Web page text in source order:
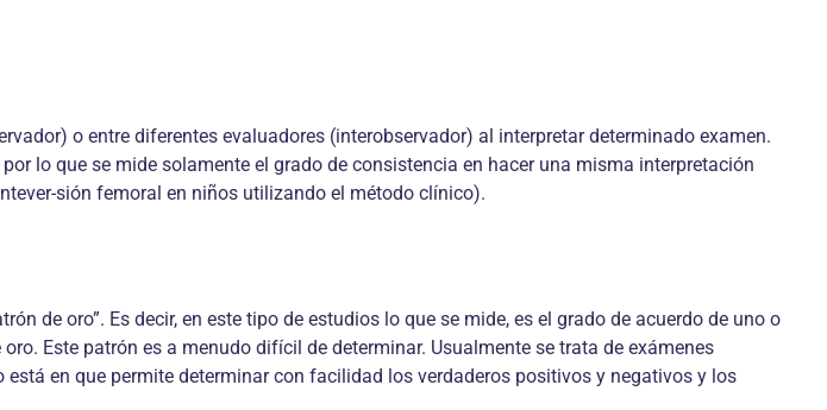
o entre diferentes evaluadores (interobservador) al interpretar determinado examen.
lo que se mide solamente el grado de consistencia en hacer una misma interpretación
sión femoral en niños utilizando el método clínico).
de oro”. Es decir, en este tipo de estudios lo que se mide, es el grado de acuerdo de uno o
Este patrón es a menudo difícil de determinar. Usualmente se trata de exámenes
en que permite determinar con facilidad los verdaderos positivos y negativos y los